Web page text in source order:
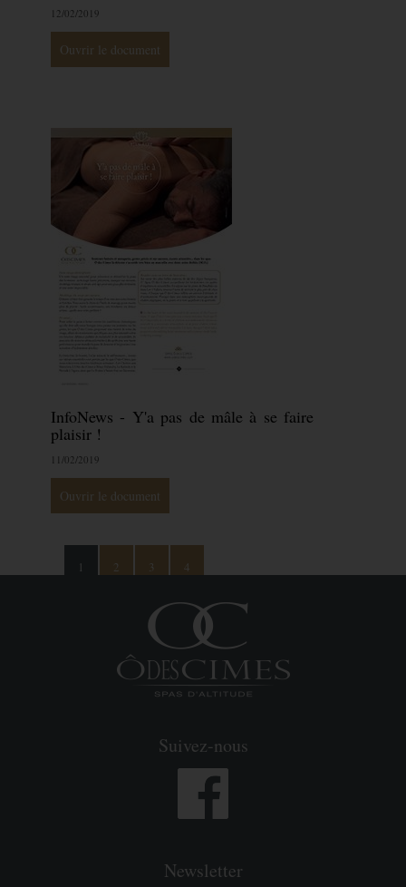
12/02/2019
Ouvrir le document
InfoNews - Y'a pas de mâle à se faire
plaisir !
11/02/2019
Ouvrir le document
1 2 3 4
Suivez-nous
Newsletter